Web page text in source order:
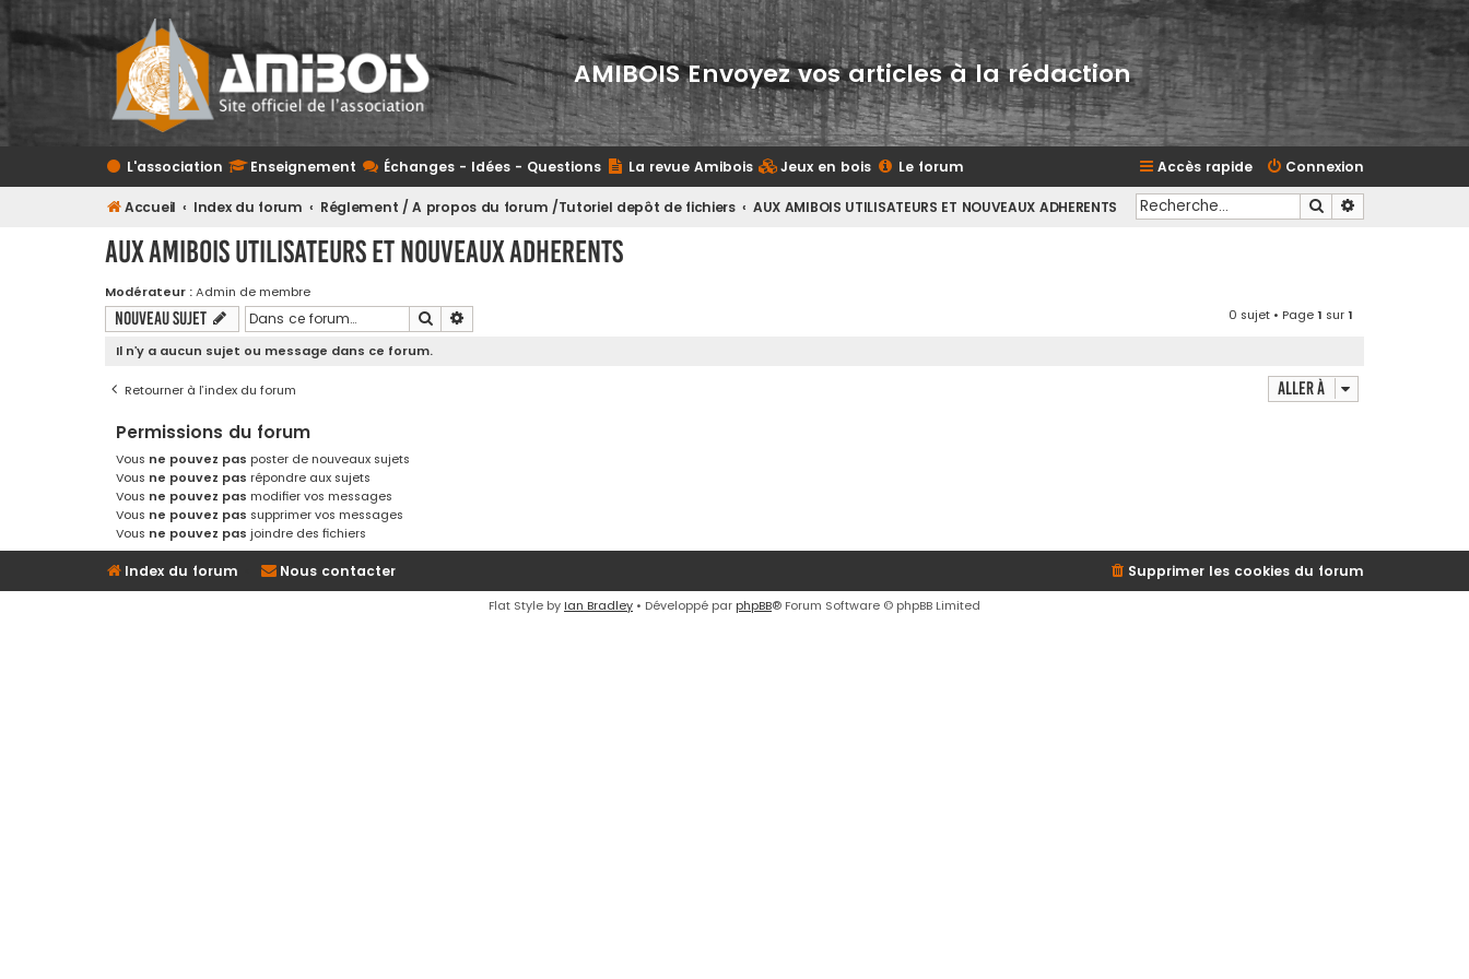
AMIBOIS Envoyez vos articles à la rédaction
L'association Enseignement Échanges - Idées - Questions La revue Amibois Jeux en bois Le forum Connexion
Accès rapide
Accueil Index du forum Réglement / A propos du forum /Tutoriel depôt de fichiers AUX AMIBOIS UTILISATEURS ET NOUVEAUX ADHERENTS Rechercher
AUX AMIBOIS UTILISATEURS ET NOUVEAUX ADHERENTS
Modérateur :Admin de membre
Nouveau sujet Rechercher 0 sujet • Page1 sur1
Il n’y a aucun sujet ou message dans ce forum.
Retourner à l’index du forum Aller à
Permissions du forum
Vous ne pouvez pas poster de nouveaux sujets
Vous ne pouvez pas répondre aux sujets
Vous ne pouvez pas modifier vos messages
Vous ne pouvez pas supprimer vos messages
Vous ne pouvez pas joindre des fichiers
Index du forum Nous contacter Supprimer les cookies du forum
Flat Style by Ian Bradley • Développé par phpBB® Forum Software © phpBB Limited